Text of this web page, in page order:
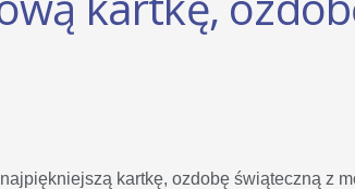
kartkę, ozdobę świąteczną z